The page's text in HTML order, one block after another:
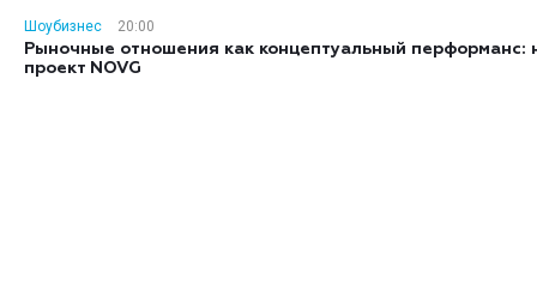
Шоубизнес
20:00
Рыночные отношения как концептуальный перформанс:
проект NOVG